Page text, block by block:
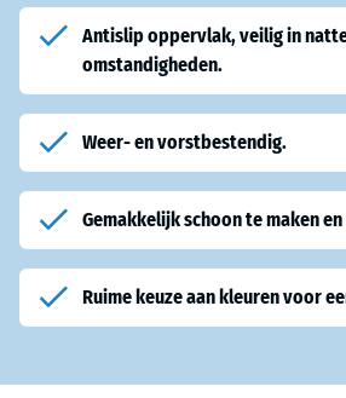
Antislip oppervlak, veilig in
omstandigheden.
Weer- en vorstbestendig.
Gemakkelijk schoon te maken
Ruime keuze aan kleuren voor